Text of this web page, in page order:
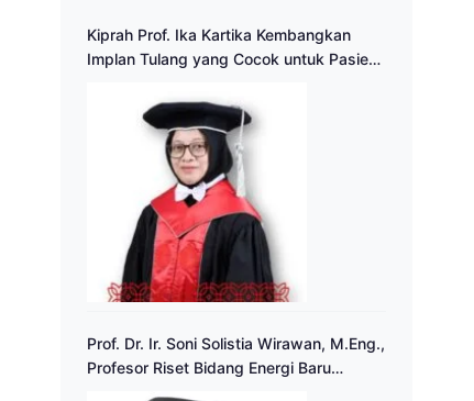
Kiprah Prof. Ika Kartika Kembangkan
Implan Tulang yang Cocok untuk Pasien
Prof. Dr. Ir. Soni Solistia Wirawan, M.Eng.,
Profesor Riset Bidang Energi Baru